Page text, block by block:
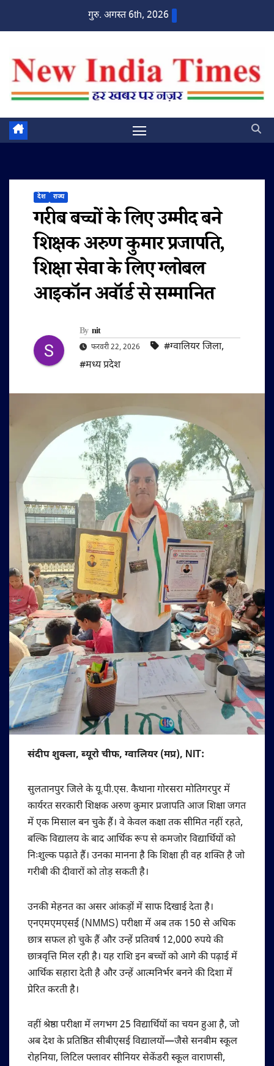
गुरु. अगस्त 6th, 2026
देश राज्य
गरीब बच्चों के लिए उम्मीद बने
शिक्षक अरुण कुमार प्रजापति,
शिक्षा सेवा के लिए ग्लोबल
आइकॉन अवॉर्ड से सम्मानित
By nit
फरवरी 22, 2026 #ग्वालियर जिला,
#मध्य प्रदेश
संदीप शुक्ला, ब्यूरो चीफ, ग्वालियर (मप्र), NIT:
सुलतानपुर जिले के यू.पी.एस. कैथाना गोरसरा मोतिगरपुर में
कार्यरत सरकारी शिक्षक अरुण कुमार प्रजापति आज शिक्षा जगत
में एक मिसाल बन चुके हैं। वे केवल कक्षा तक सीमित नहीं रहते,
बल्कि विद्यालय के बाद आर्थिक रूप से कमजोर विद्यार्थियों को
निःशुल्क पढ़ाते हैं। उनका मानना है कि शिक्षा ही वह शक्ति है जो
गरीबी की दीवारों को तोड़ सकती है।
उनकी मेहनत का असर आंकड़ों में साफ दिखाई देता है।
एनएमएमएसई (NMMS) परीक्षा में अब तक 150 से अधिक
छात्र सफल हो चुके हैं और उन्हें प्रतिवर्ष 12,000 रुपये की
छात्रवृत्ति मिल रही है। यह राशि इन बच्चों को आगे की पढ़ाई में
आर्थिक सहारा देती है और उन्हें आत्मनिर्भर बनने की दिशा में
प्रेरित करती है।
वहीं श्रेष्ठा परीक्षा में लगभग 25 विद्यार्थियों का चयन हुआ है, जो
अब देश के प्रतिष्ठित सीबीएसई विद्यालयों—जैसे सनबीम स्कूल
रोहनिया, लिटिल फ्लावर सीनियर सेकेंडरी स्कूल वाराणसी,